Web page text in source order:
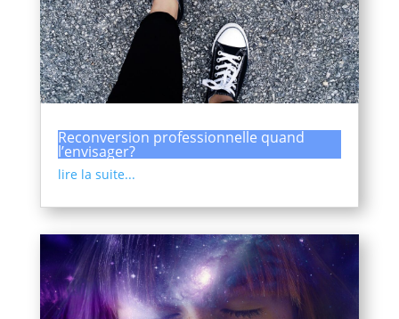
Reconversion professionnelle quand
l’envisager?
lire la suite...